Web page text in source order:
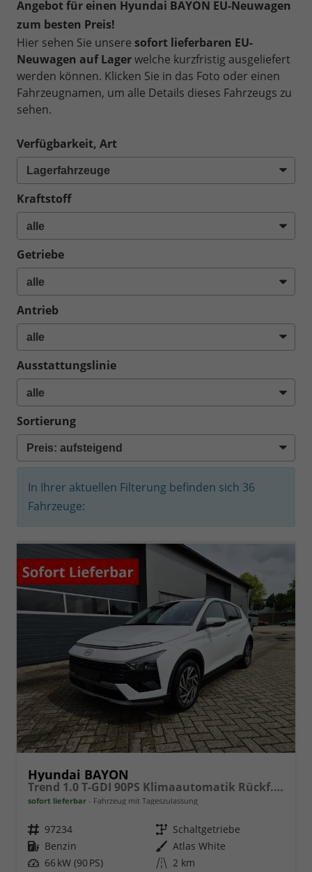
Angebot für einen Hyundai BAYON EU-Neuwagen
zum besten Preis!
Hier sehen Sie unsere sofort lieferbaren EU-
Neuwagen auf Lagerwelche kurzfristig ausgeliefert
werden können. Klicken Sie in das Foto oder einen
Fahrzeugnamen, um alle Details dieses Fahrzeugs zu
sehen.
Verfügbarkeit, Art
Kraftstoff
Getriebe
Antrieb
Ausstattungslinie
Sortierung
In Ihrer aktuellen Filterung befinden sich 36
Fahrzeuge:
Hyundai BAYON
Trend 1.0 T-GDI 90PS Klimaautomatik Rückf.Kamera Parksensoren Sitzheizung Lenkradheizung Bluetooth Touchscreen Tempomat Apple CarPlay + Android Auto 16"LM
sofort lieferbar Fahrzeug mit Tageszulassung
Fahrzeugnr. 97234 Getriebe Schaltgetriebe
Kraftstoff Benzin Außenfarbe Atlas White
Leistung 66 kW (90 PS) Kilometerstand 2 km